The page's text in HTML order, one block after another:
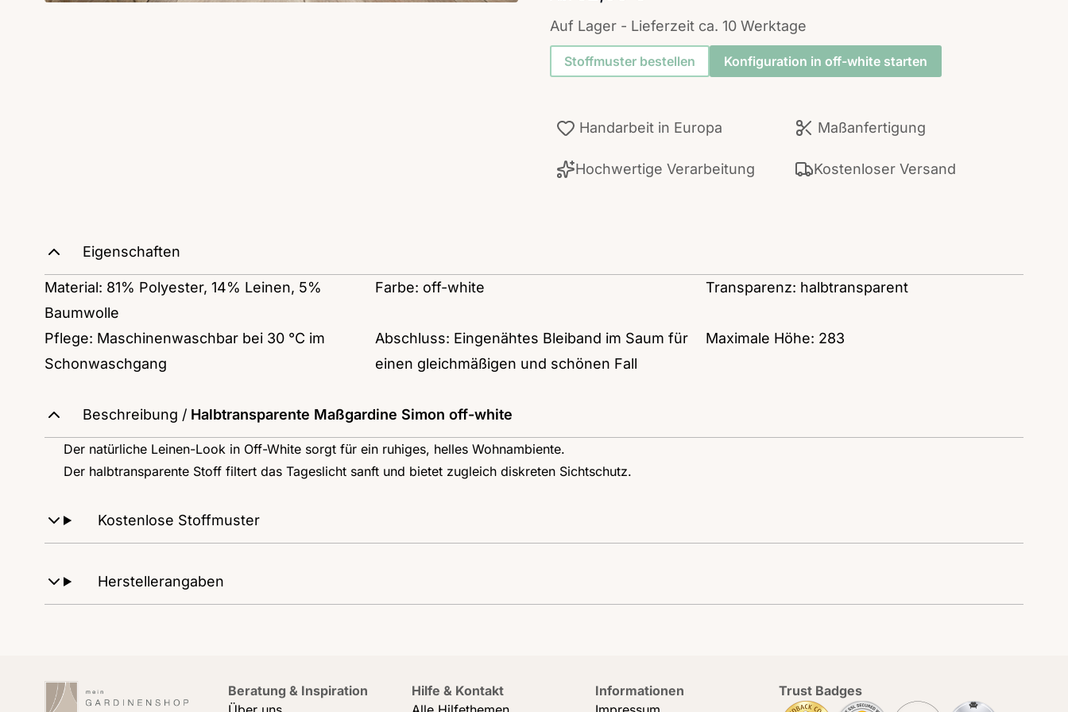
Auf Lager - Lieferzeit ca. 10 Werktage
Konfiguration in off-white starten
Stoffmuster bestellen
Handarbeit in Europa Maßanfertigung
Hochwertige Verarbeitung Kostenloser Versand
Eigenschaften
Material: 81% Polyester, 14% Leinen, 5%
Baumwolle
Farbe: off-white Transparenz: halbtransparent
Pflege: Maschinenwaschbar bei 30 °C im
Schonwaschgang
Abschluss: Eingenähtes Bleiband im Saum für
einen gleichmäßigen und schönen Fall
Maximale Höhe: 283
Beschreibung / Halbtransparente Maßgardine Simon off-white
Der natürliche Leinen-Look in Off-White sorgt für ein ruhiges, helles Wohnambiente.
Der halbtransparente Stoff filtert das Tageslicht sanft und bietet zugleich diskreten Sichtschutz.
Kostenlose Stoffmuster
Herstellerangaben
Beratung & Inspiration
Hilfe & Kontakt
Informationen
Trust Badges